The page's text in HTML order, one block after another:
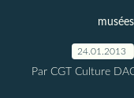
musées
24.01.2013
Par CGT Culture